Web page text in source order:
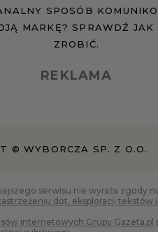
SPOSÓB
MARKĘ? SPRAWDŹ JAK
ZROBIĆ.
REKLAMA
© WYBORCZA SP. Z O.O.
serwisu nie wyraża
dot. eksploracji tekstów
internetowych Grupy Gazeta.pl